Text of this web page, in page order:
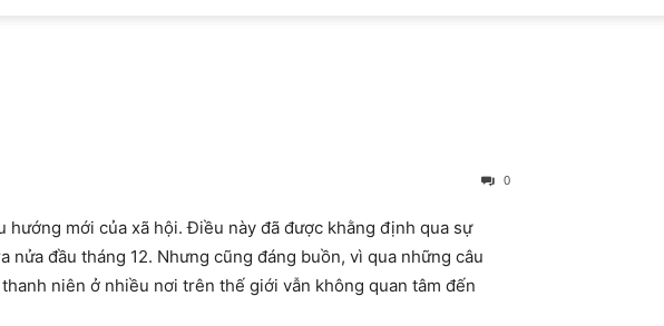
0
mới của xã hội. Điều này đã được khằng định qua sự
đầu tháng 12. Nhưng cũng đáng buồn, vì qua những câu
niên ở nhiều nơi trên thế giới vẫn không quan tâm đến